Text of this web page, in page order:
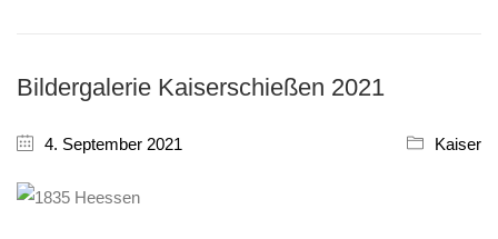
Bildergalerie Kaiserschießen 2021
4. September 2021 Kaiser